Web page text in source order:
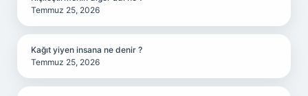
Temmuz 25, 2026
Kağıt yiyen insana ne denir ?
Temmuz 25, 2026